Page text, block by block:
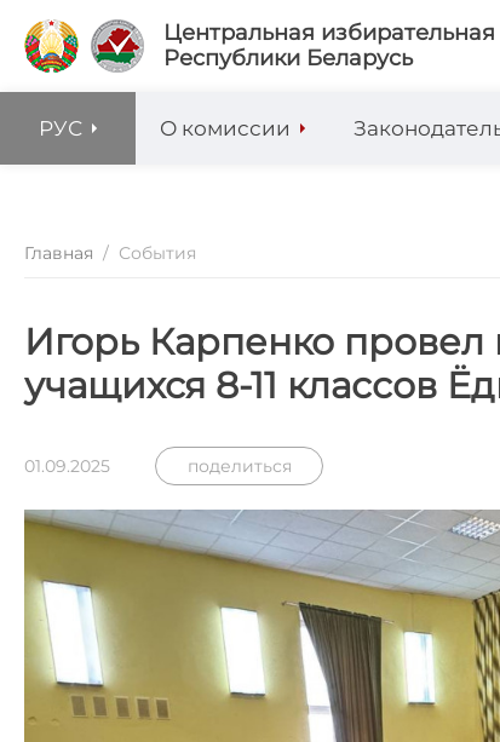
Центральная
Республики Беларусь
РУС О комиссии
Главная / События
Игорь Карпенко
учащихся 8-11 классов
01.09.2025 поделиться